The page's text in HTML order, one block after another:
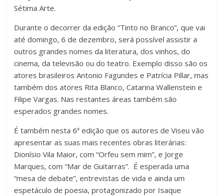
Sétima Arte.
Durante o decorrer da edição “Tinto no Branco”, que vai
até domingo, 6 de dezembro, será possível assistir a
outros grandes nomes da literatura, dos vinhos, do
cinema, da televisão ou do teatro. Exemplo disso são os
atores brasileiros Antonio Fagundes e Patrícia Pillar, mas
também dos atores Rita Blanco, Catarina Wallenstein e
Filipe Vargas. Nas restantes áreas também são
esperados grandes nomes.
É também nesta 6ª edição que os autores de Viseu vão
apresentar as suas mais recentes obras literárias:
Dionísio Vila Maior, com “Orfeu sem mim”, e Jorge
Marques, com “Mar de Guitarras”. É esperada uma
“mesa de debate”, entrevistas de vida e ainda um
espetáculo de poesia, protagonizado por Isaque